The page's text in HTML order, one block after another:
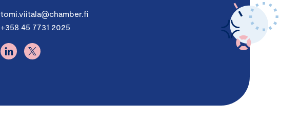
tomi.viitala@chamber.fi
+358 45 7731 2025